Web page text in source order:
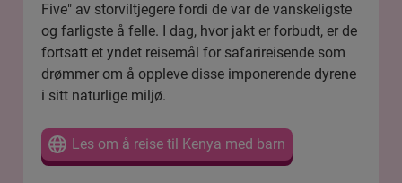
Five" av storviltjegere fordi de var de vanskeligste
og farligste å felle. I dag, hvor jakt er forbudt, er de
fortsatt et yndet reisemål for safarireisende som
drømmer om å oppleve disse imponerende dyrene
i sitt naturlige miljø.
Les om å reise til Kenya med barn